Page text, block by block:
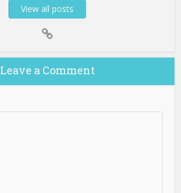
View all posts
Leave a Comment